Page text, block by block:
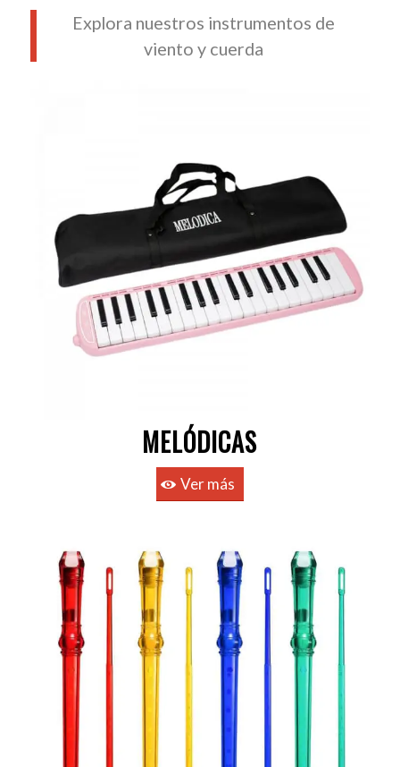
Explora nuestros instrumentos de
viento y cuerda
MELÓDICAS
Ver más